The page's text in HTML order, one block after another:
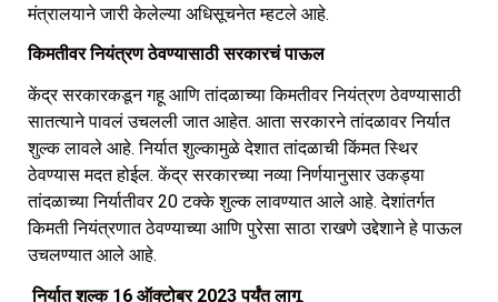
मंत्रालयाने जारी केलेल्या अधिसूचनेत म्हटले आहे.
किमतीवर नियंत्रण ठेवण्यासाठी सरकारचं पाऊल
केंद्र सरकारकडून गहू आणि तांदळाच्या किमतीवर नियंत्रण ठेवण्यासाठी
सातत्याने पावलं उचलली जात आहेत. आता सरकारने तांदळावर निर्यात
शुल्क लावले आहे. निर्यात शुल्कामुळे देशात तांदळाची किंमत स्थिर
ठेवण्यास मदत होईल. केंद्र सरकारच्या नव्या निर्णयानुसार उकड्या
तांदळाच्या निर्यातीवर 20 टक्के शुल्क लावण्यात आले आहे. देशांतर्गत
किमती नियंत्रणात ठेवण्याच्या आणि पुरेसा साठा राखणे उद्देशाने हे पाऊल
उचलण्यात आले आहे.
निर्यात शुल्क 16 ऑक्टोबर 2023 पर्यंत लागू